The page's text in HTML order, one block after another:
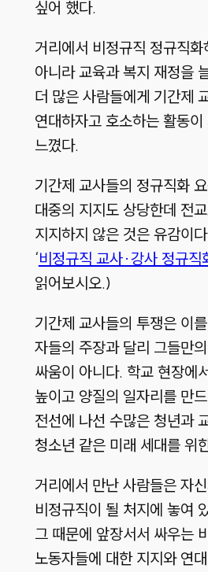
싶어 했다.
거리에서 비정규직 정규직
아니라 교육과 복지 재정을
더 많은 사람들에게 기간제
연대하자고 호소하는 활동
느꼈다.
기간제 교사들의 정규직화
대중의 지지도 상당한데 전
지지하지 않은 것은 유감이
‘비정규직 교사·강사 정규직
읽어보시오.)
기간제 교사들의 투쟁은 이
자들의 주장과 달리 그들만
싸움이 아니다. 학교 현장에
높이고 양질의 일자리를 만
전선에 나선 수많은 청년과
청소년 같은 미래 세대를 위
거리에서 만난 사람들은 자
비정규직이 될 처지에 놓여
그 때문에 앞장서서 싸우는
노동자들에 대한 지지와 연